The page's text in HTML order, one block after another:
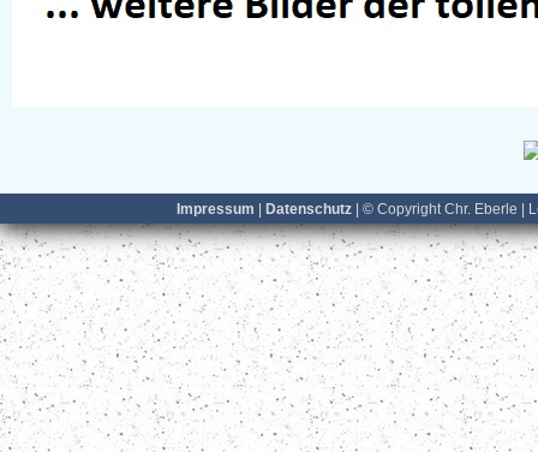
Impressum Datenschutz | © Copyright Chr. Eberle |